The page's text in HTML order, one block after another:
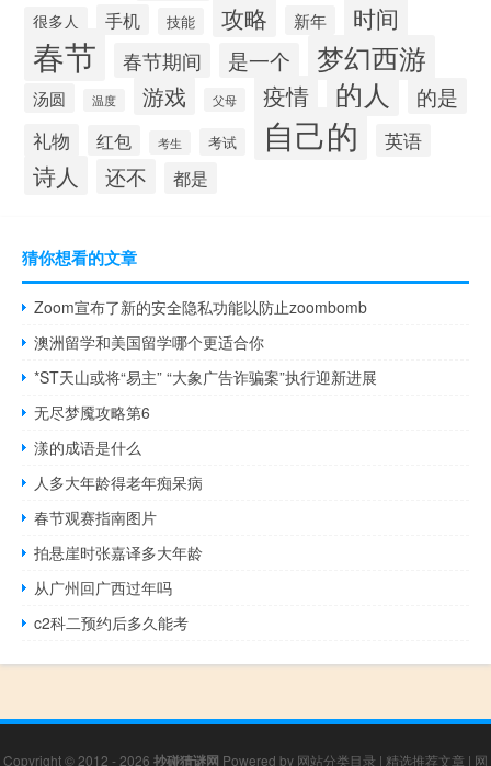
很多人 手机 技能 攻略 新年 时间
春节 春节期间 是一个 梦幻西游
汤圆 温度 游戏 父母 疫情 的人 的是
礼物 红包 考生 考试 自己的 英语
诗人 还不 都是
猜你想看的文章
Zoom宣布了新的安全隐私功能以防止zoombomb
澳洲留学和美国留学哪个更适合你
*ST天山或将“易主” “大象广告诈骗案”执行迎新进展
无尽梦魇攻略第6
漾的成语是什么
人多大年龄得老年痴呆病
春节观赛指南图片
拍悬崖时张嘉译多大年龄
从广州回广西过年吗
c2科二预约后多久能考
Copyright © 2012 - 2026 抄碰猜谜网 Powered by 网站分类目录 | 精选推荐文章 | 网